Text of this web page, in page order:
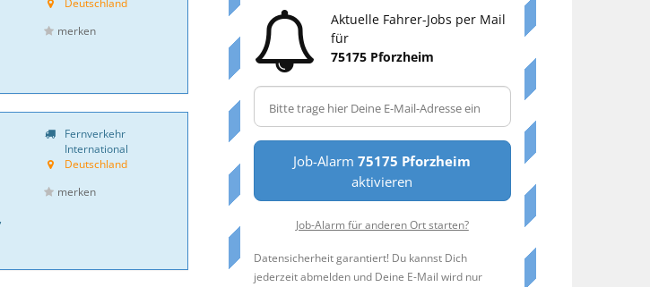
merken
Fernverkehr
International
Deutschland
merken
Aktuelle Fahrer-Jobs per Mail
für
75175 Pforzheim
Job-Alarm75175 Pforzheim
aktivieren
Job-Alarm für anderen Ort starten?
Datensicherheit garantiert! Du kannst Dich
jederzeit abmelden und Deine E-Mail wird nur